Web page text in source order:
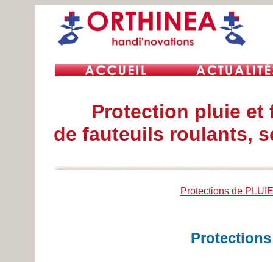
Protection pluie
de fauteuils roulants,
Protections de
Protections